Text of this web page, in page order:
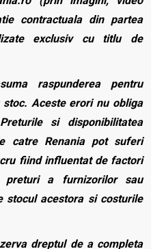
contractuala din partea
exclusiv cu titlu de
raspunderea pentru
Aceste erori nu obliga
si disponibilitatea
catre Renania pot suferi
fiind influentat de factori
preturi a furnizorilor sau
stocul acestora si costurile
dreptul de a completa